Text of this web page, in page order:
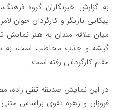
به گزارش خبرنگاران گروه
پیکایی بازیگر و کارگردان جوان
میان علاقه مندان به هنر نمایش
گیشه و جذب مخاطب است، به
مقام کارگردانی رفته است.
در این نمایش صدیقه تقی زاده،
فروزان و زهره تقوی براساس